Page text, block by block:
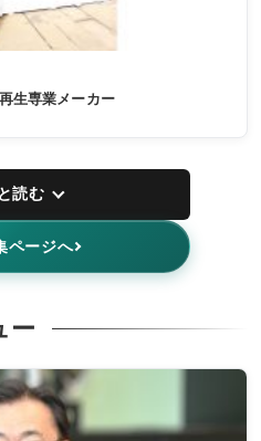
生専業メーカー
読む
ページへ
ー